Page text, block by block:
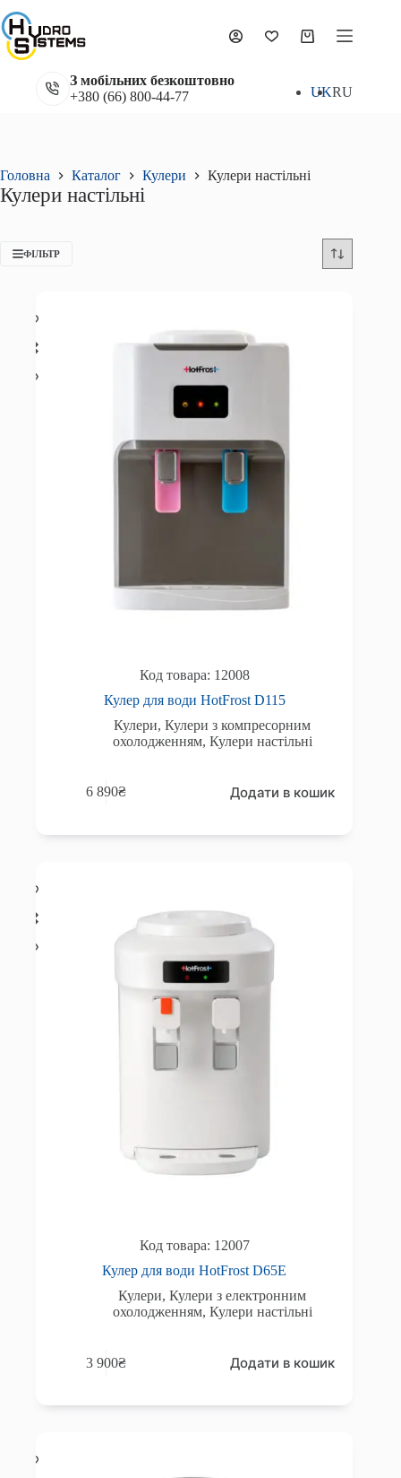
до
вмісту
Кошик
З мобільних безкоштовно
+380 (66) 800-44-77
UKRU
Головна Каталог Кулери Кулери настільні
Кулери настільні
ФІЛЬТР
12008
Кулер для води HotFrost D115
Кулери,Кулери з компресорним
охолодженням, Кулери настільні
6 890₴ Додати в кошик
12007
Кулер для води HotFrost D65E
Кулери,Кулери з електронним
охолодженням, Кулери настільні
3 900₴ Додати в кошик